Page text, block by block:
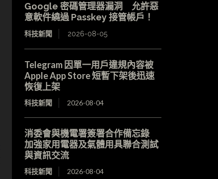
Google 密碼管理器漏洞 允許惡
意軟件繞過 Passkey 接管帳戶！
科技新聞 2026-08-05
Telegram 因單一用戶違規內容被
Apple App Store 短暫下架後迅速
恢復上架
科技新聞 2026-08-04
消委會與機電署簽署合作備忘錄
加強家用電器及氣體用具聯合測試
與資訊交流
科技新聞 2026-08-04